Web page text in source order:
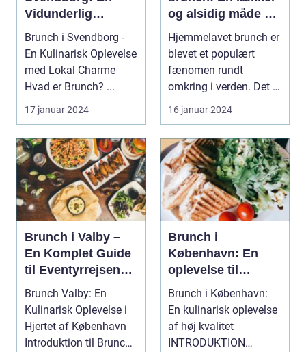
Vidunderlig
Oplevelse for
Eventyrrejsende
og Backpackere
Brunch i Svendborg -
En Kulinarisk Oplevelse
med Lokal Charme
Hvad er Brunch? ...
17 januar 2024
og alsidig måde at
sætte prikken over
iet på din
morgenmad eller
frokost
Hjemmelavet brunch er
blevet et populært
fænomen rundt
omkring i verden. Det er
den perfekte måde at...
16 januar 2024
Brunch i Valby –
En Komplet Guide
til Eventyrrejsende
og Backpackere
Brunch Valby: En
Kulinarisk Oplevelse i
Hjertet af København
Introduktion til Brunch
Brunch i
København: En
oplevelse til
eventyrrejsende og
backpackere
Brunch i København:
En kulinarisk oplevelse
af høj kvalitet
INTRODUKTION